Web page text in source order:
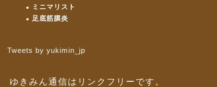
ミニマリスト
足底筋膜炎
Tweets by yukimin_jp
ゆきみん通信はリンクフリーです。